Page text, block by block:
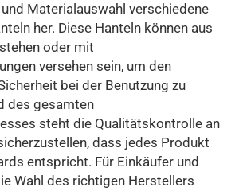
Materialauswahl verschiedene
her. Diese Hanteln können aus
oder mit
versehen sein, um den
bei der Benutzung zu
des gesamten
steht die Qualitätskontrolle an
dass jedes Produkt
entspricht. Für Einkäufer und
Wahl des richtigen Herstellers